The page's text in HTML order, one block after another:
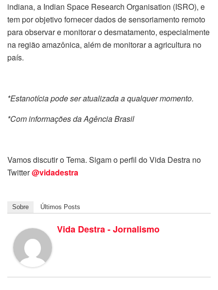
indiana, a Indian Space Research Organisation (ISRO), e
tem por objetivo fornecer dados de sensoriamento remoto
para observar e monitorar o desmatamento, especialmente
na região amazônica, além de monitorar a agricultura no
país.
*Estanotícia pode ser atualizada a qualquer momento.
*Com informações da Agência Brasil
Vamos discutir o Tema. Sigam o perfil do Vida Destra no
Twitter@vidadestra
Sobre Últimos Posts
Vida Destra - Jornalismo